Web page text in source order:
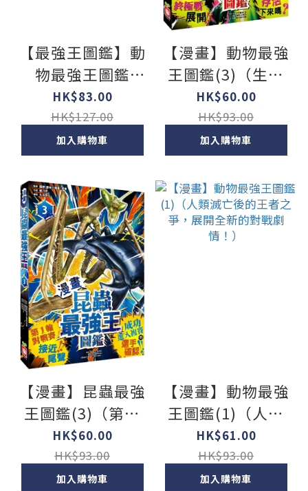
【最強王圖鑑】動
物最強王圖鑑
PFP【附《UMA最
強王圖鑑》，一窺
神祕未知生物之
戰！】：NO.1爭奪
淘汰賽
HK$83.00
HK$127.00
加入購物車
【漫畫】動物最強
王圖鑑(3)（生存
終極戰展開！人類
能存活下來嗎？）
HK$60.00
HK$93.00
加入購物車
【漫畫】昆蟲最強
王圖鑑(3)（第一
輪對戰賽接近尾
聲，成功進入複賽
的選手確認！）
HK$60.00
HK$93.00
加入購物車
【漫畫】動物最強
王圖鑑(1)（人類
滅亡後的王者之
爭，展開全新的對
戰劇情！）
HK$61.00
HK$93.00
加入購物車